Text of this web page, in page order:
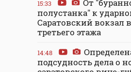
15:33
От
полустанка" к
Саратовский вокзал
третьего этажа
14:48
подсудность дела о